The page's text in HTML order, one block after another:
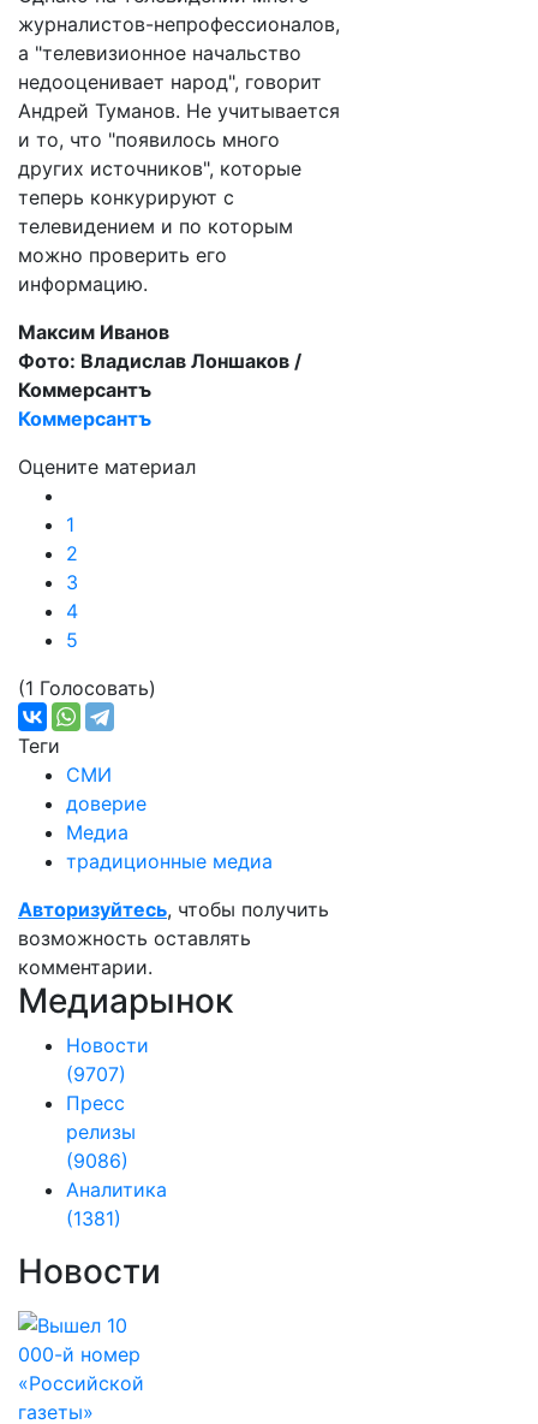
журналистов-непрофессионалов,
а "телевизионное начальство
недооценивает народ", говорит
Андрей Туманов. Не учитывается
и то, что "появилось много
других источников", которые
теперь конкурируют с
телевидением и по которым
можно проверить его
информацию.
Максим Иванов
Фото: Владислав Лоншаков /
Коммерсантъ
Коммерсантъ
Оцените материал
1
2
3
4
5
(1 Голосовать)
Теги
СМИ
доверие
Медиа
традиционные медиа
Авторизуйтесь, чтобы получить
возможность оставлять
комментарии.
Медиарынок
Новости
(9707)
Пресс
релизы
(9086)
Аналитика
(1381)
Новости